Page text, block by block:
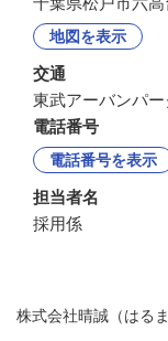
地図を表示
交通
東武アーバンパ
電話番号
電話番号を表示
担当者名
採用係
株式会社晴誠（はるま